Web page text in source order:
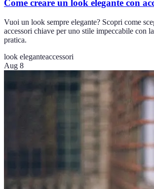
Come creare un look elegante con
Vuoi un look sempre elegante? Scopri come
accessori chiave per uno stile impeccabile con
pratica.
look eleganteaccessori
Aug 8